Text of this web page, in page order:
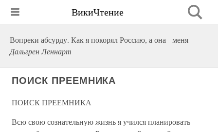
ВикиЧтение
Вопреки абсурду. Как я покорял Россию, а она - меня
Дальгрен Леннарт
ПОИСК ПРЕЕМНИКА
ПОИСК ПРЕЕМНИКА
Всю свою сознательную жизнь я учился планировать